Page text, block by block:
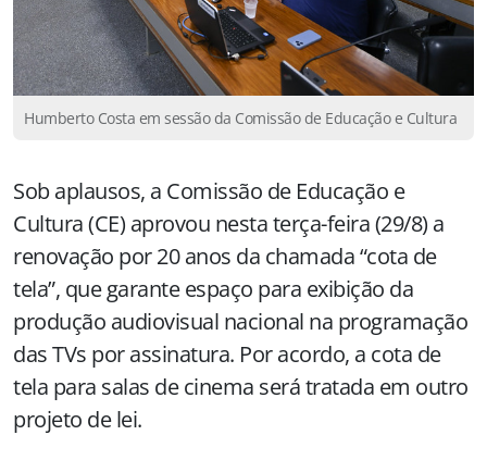
Humberto Costa em sessão da Comissão de Educação e Cultura
Sob aplausos, a Comissão de Educação e
Cultura (CE) aprovou nesta terça-feira (29/8) a
renovação por 20 anos da chamada “cota de
tela”, que garante espaço para exibição da
produção audiovisual nacional na programação
das TVs por assinatura. Por acordo, a cota de
tela para salas de cinema será tratada em outro
projeto de lei.